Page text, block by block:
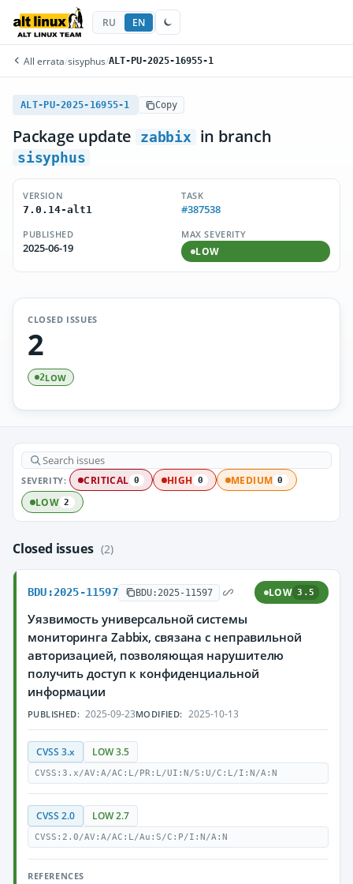
RU EN
All errata/sisyphus/ALT-PU-2025-16955-1
ALT-PU-2025-16955-1 Copy
Package update zabbix in branch
sisyphus
VERSION
7.0.14-alt1
TASK
#387538
PUBLISHED
2025-06-19
MAX SEVERITY
LOW
CLOSED ISSUES
2
2LOW
SEVERITY: CRITICAL 0 HIGH 0 MEDIUM 0
LOW 2
Closed issues (2)
BDU:2025-11597 BDU:2025-11597 LOW 3.5
Уязвимость универсальной системы
мониторинга Zabbix, связана с неправильной
авторизацией, позволяющая нарушителю
получить доступ к конфиденциальной
информации
PUBLISHED: 2025-09-23MODIFIED: 2025-10-13
CVSS 3.x LOW 3.5
CVSS:3.x/AV:A/AC:L/PR:L/UI:N/S:U/C:L/I:N/A:N
CVSS 2.0 LOW 2.7
CVSS:2.0/AV:A/AC:L/Au:S/C:P/I:N/A:N
REFERENCES